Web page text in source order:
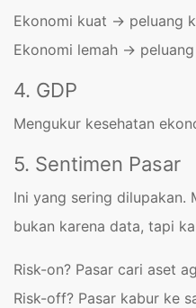
Ekonomi kuat → peluang
Ekonomi lemah →
4. GDP
Mengukur kesehatan
5. Sentimen Pasar
Ini yang sering dilupakan.
bukan karena data, tapi
Risk-on? Pasar cari aset
Risk-off? Pasar kabur ke